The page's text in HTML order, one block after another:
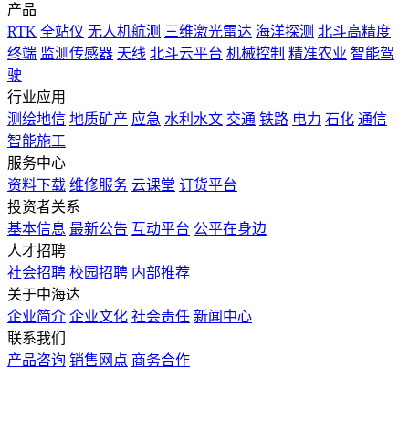
产品
RTK 全站仪 无人机航测 三维激光雷达 海洋探测 北斗高精度
终端 监测传感器 天线 北斗云平台 机械控制 精准农业 智能驾
驶
行业应用
测绘地信 地质矿产 应急 水利水文 交通 铁路 电力 石化 通信
智能施工
服务中心
资料下载 维修服务 云课堂 订货平台
投资者关系
基本信息 最新公告 互动平台 公平在身边
人才招聘
社会招聘 校园招聘 内部推荐
关于中海达
企业简介 企业文化 社会责任 新闻中心
联系我们
产品咨询 销售网点 商务合作